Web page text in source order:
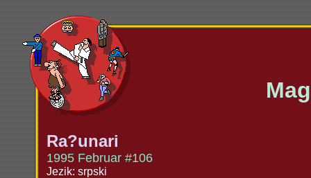
Ra?unari
1995 Februar #106
Jezik: srpski